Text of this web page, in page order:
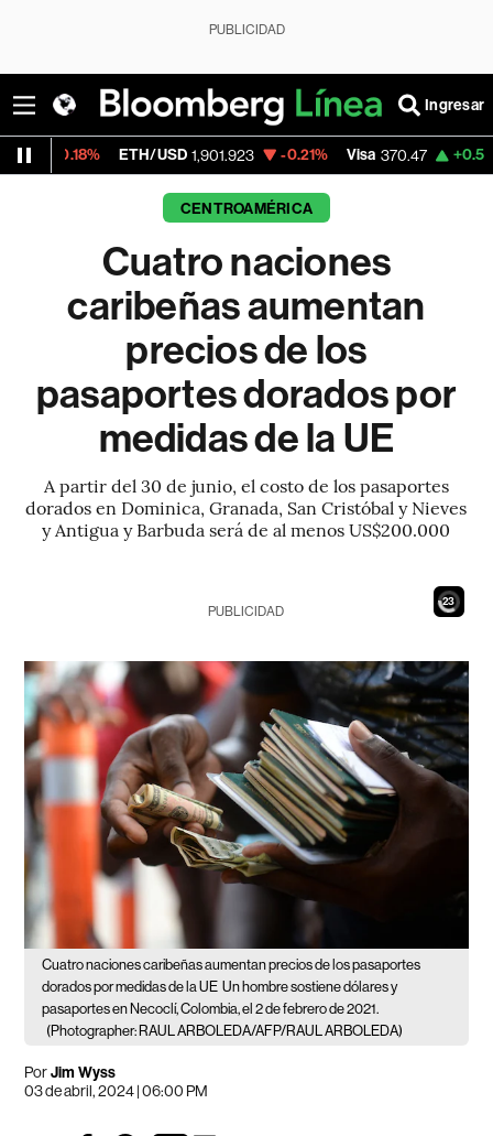
PUBLICIDAD
Ingresar
ETH/USD 1,901.923 -0.21% Visa 370.47 +0.52%
CENTROAMÉRICA
Cuatro naciones
caribeñas aumentan
precios de los
pasaportes dorados por
medidas de la UE
A partir del 30 de junio, el costo de los pasaportes
dorados en Dominica, Granada, San Cristóbal y Nieves
y Antigua y Barbuda será de al menos US$200.000
21
PUBLICIDAD
Cuatro naciones caribeñas aumentan precios de los pasaportes
dorados por medidas de la UE Un hombre sostiene dólares y
pasaportes en Necoclí, Colombia, el 2 de febrero de 2021.
(Photographer: RAUL ARBOLEDA/AFP/RAUL ARBOLEDA)
PorJim Wyss
03 de abril, 2024 | 06:00 PM